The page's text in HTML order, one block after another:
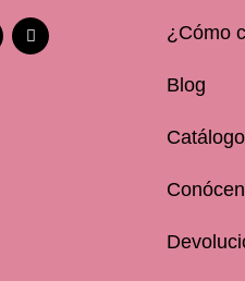
¿Cómo
Blog
Catálogo